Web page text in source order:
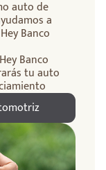
auto de
a
Banco
Banco
tu auto